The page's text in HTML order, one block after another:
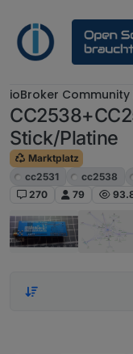
ioBroker Community
Stick/Platine
Marktplatz
cc2531
cc2538
270
79